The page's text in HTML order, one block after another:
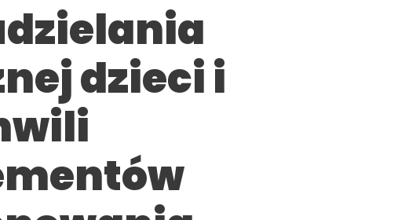
dzieci i